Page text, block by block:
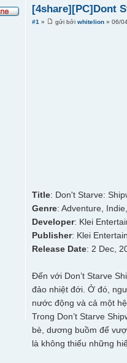
[4share][PC]Dont
#1 » gửi bởiwhitelion » 06/
Title: Don't Starve:
Genre: Adventure,
Developer: Klei
Publisher: Klei
Release Date: 2 Dec,
Đến với Don’t Starve
đảo nhiệt đới. Ở đó,
nước động và cả một
Trong Don’t Starve
bè, dương buồm để
là không thiếu những